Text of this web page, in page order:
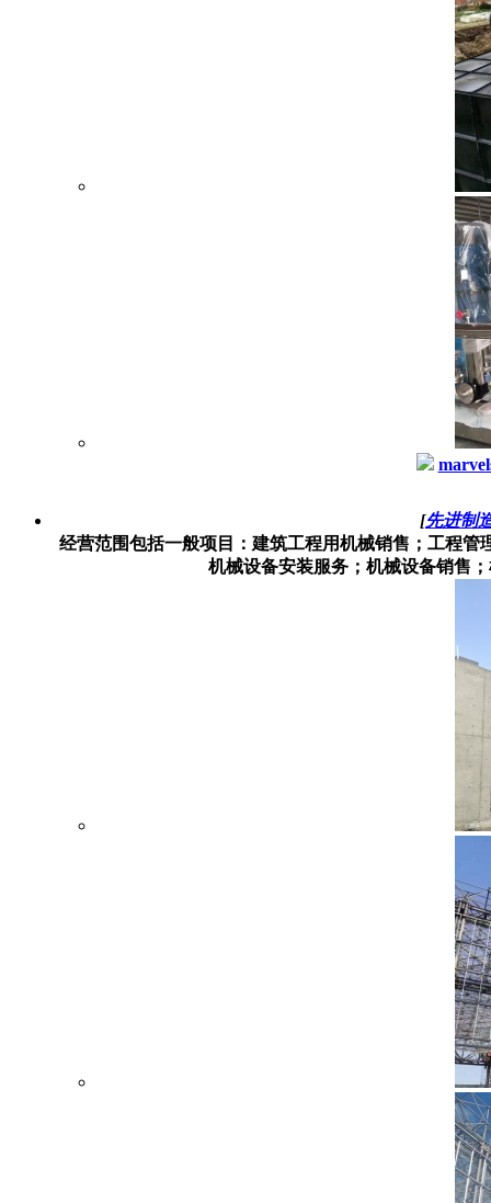
[先进制
经营范围包括一般项目：建筑工程用机械销售；工程
机械设备安装服务；机械设备销售